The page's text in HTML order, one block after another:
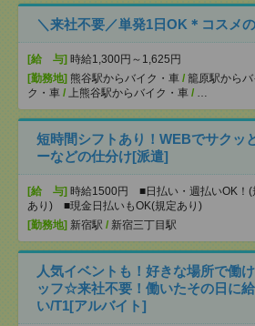
＼来社不要／単発1日OK＊コスメ
[給 与] 時給1,300円～1,625円
[勤務地] 熊谷駅からバイク・車 / 籠原駅からバ
ク・車 / 上熊谷駅からバイク・車 / …
短時間シフトあり！WEBでサクッ
ーなどの仕分け[派遣]
[給 与] 時給1500円 ■日払い・週払いOK！(
あり) ■現金日払いもOK(規定あり)
[勤務地] 新宿駅 / 新宿三丁目駅
人気イベントも！好きな場所で働
ッフ☆来社不要！働いたその日に
い/T1[アルバイト]